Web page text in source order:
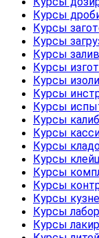
Курсы
Курсы
Курсы
Курсы
Курсы
Курсы
Курсы
Курсы
Курсы
Курсы
Курсы
Курсы
Курсы
Курсы
Курсы
Курсы
Курсы